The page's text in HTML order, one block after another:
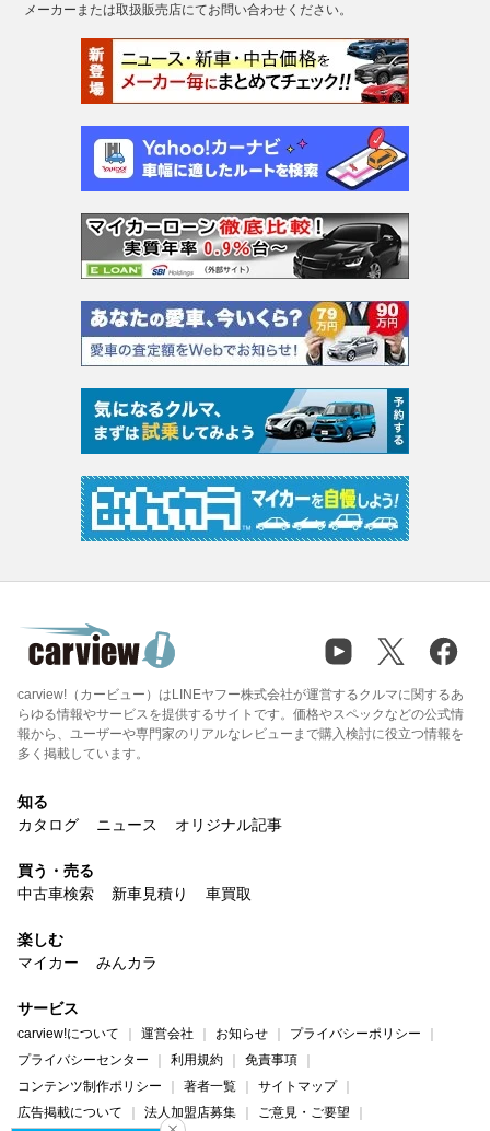
メーカーまたは取扱販売店にてお問い合わせください。
carview!（カービュー）はLINEヤフー株式会社が運営するクルマに関するあ
らゆる情報やサービスを提供するサイトです。価格やスペックなどの公式情
報から、ユーザーや専門家のリアルなレビューまで購入検討に役立つ情報を
多く掲載しています。
知る
カタログ
ニュース オリジナル記事
買う・売る
中古車検索
新車見積り 車買取
楽しむ
マイカー
みんカラ
サービス
carview!について 運営会社 お知らせ
プライバシーポリシー
プライバシーセンター
利用規約
免責事項
コンテンツ制作ポリシー
著者一覧
サイトマップ
広告掲載について
法人加盟店募集
ご意見・ご要望